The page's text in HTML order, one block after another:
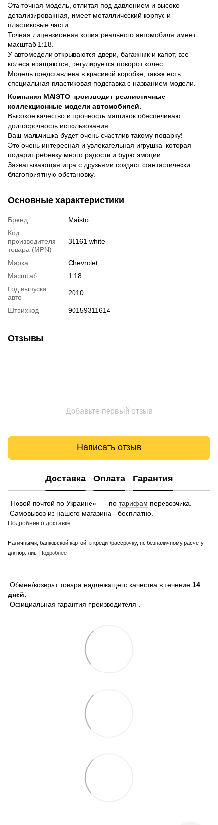
Эта точная модель, отлитая под давлением и высоко
детализированная, имеет металлический корпус и
пластиковые части.
Точная лицензионная копия реального автомобиля имеет
масштаб 1:18.
У автомодели открываются двери, багажник и капот, все
колеса вращаются, регулируется поворот колес.
Модель представлена в красивой коробке, также есть
специальная пластиковая подставка с названием модели.
Компания MAISTO производит реалистичные
коллекционные модели автомобилей.
Высокое качество и прочность машинок обеспечивают
долгосрочность использования.
Ваш мальчишка будет очень счастлив такому подарку!
Это очень интересная и увлекательная игрушка, которая
подарит ребенку много радости и бурю эмоций.
Захватывающая игра с друзьями создаст фантастически
благоприятную обстановку.
Основные характеристики
Бренд
Maisto
Код
производителя
товара (MPN)
31161 white
Марка
Chevrolet
Масштаб
1:18
Год выпуска
авто
2010
Штрихкод 90159311614
Отзывы
Добавьте первый отзыв
Написать отзыв
Доставка Оплата Гарантия
Новой почтой по Украине» — по тарифам перевозчика.
Самовывоз из нашего магазина - бесплатно.
Подробнее о доставке
Наличными, банковской картой, в кредит/рассрочку, по безналичному расчёту
для юр. лиц. Подробнее
Обмен/возврат товара надлежащего качества в течение 14
дней.
Официальная гарантия производителя .